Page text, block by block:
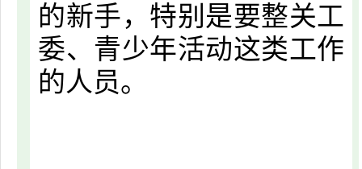
的新手，特别是要整关工
委、青少年活动这类工作
的人员。